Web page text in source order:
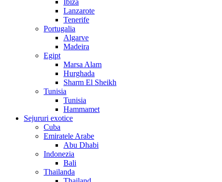
Ibiza
Lanzarote
Tenerife
Portugalia
Algarve
Madeira
Egipt
Marsa Alam
Hurghada
Sharm El Sheikh
Tunisia
Tunisia
Hammamet
Sejururi exotice
Cuba
Emiratele Arabe
Abu Dhabi
Indonezia
Bali
Thailanda